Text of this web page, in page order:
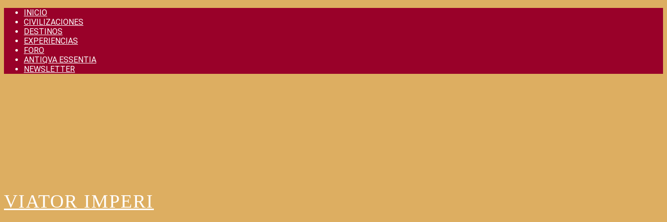
Skip
content
INICIO
CIVILIZACIONES
DESTINOS
EXPERIENCIAS
FORO
ANTIQVA ESSENTIA
NEWSLETTER
VIATOR IMPERI